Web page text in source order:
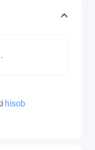
hisob